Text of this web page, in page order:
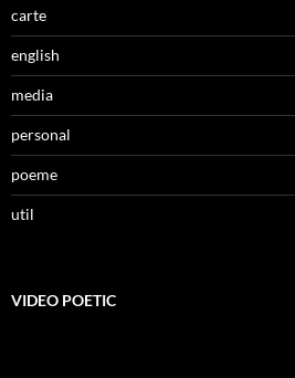
carte
english
media
personal
poeme
util
VIDEO POETIC